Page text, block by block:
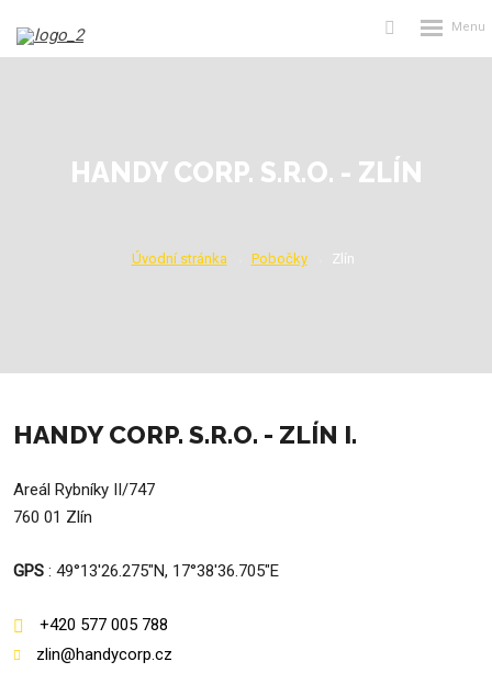
Vyhledávání
Rozbalení
HANDY CORP. S.R.O. - ZLÍN
Úvodní stránka Pobočky Zlín
HANDY CORP. S.R.O. - ZLÍN I.
Areál Rybníky II/747
760 01 Zlín
GPS : 49°13'26.275"N, 17°38'36.705"E
+420 577 005 788
zlin@handycorp.cz